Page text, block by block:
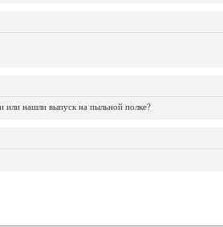
нашли выпуск на пыльной полке?